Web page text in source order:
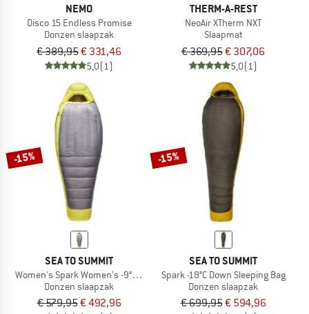
NEMO
Disco 15 Endless Promise
Donzen slaapzak
€ 389,95€ 331,46
5,0(1)
THERM-A-REST
NeoAir XTherm NXT
Slaapmat
€ 369,95€ 307,06
5,0(1)
-15%
SEA TO SUMMIT
Women's Spark Women's -9°C Down Sleeping Bag
Donzen slaapzak
€ 579,95€ 492,96
-15%
SEA TO SUMMIT
Spark -18°C Down Sleeping Bag
Donzen slaapzak
€ 699,95€ 594,96